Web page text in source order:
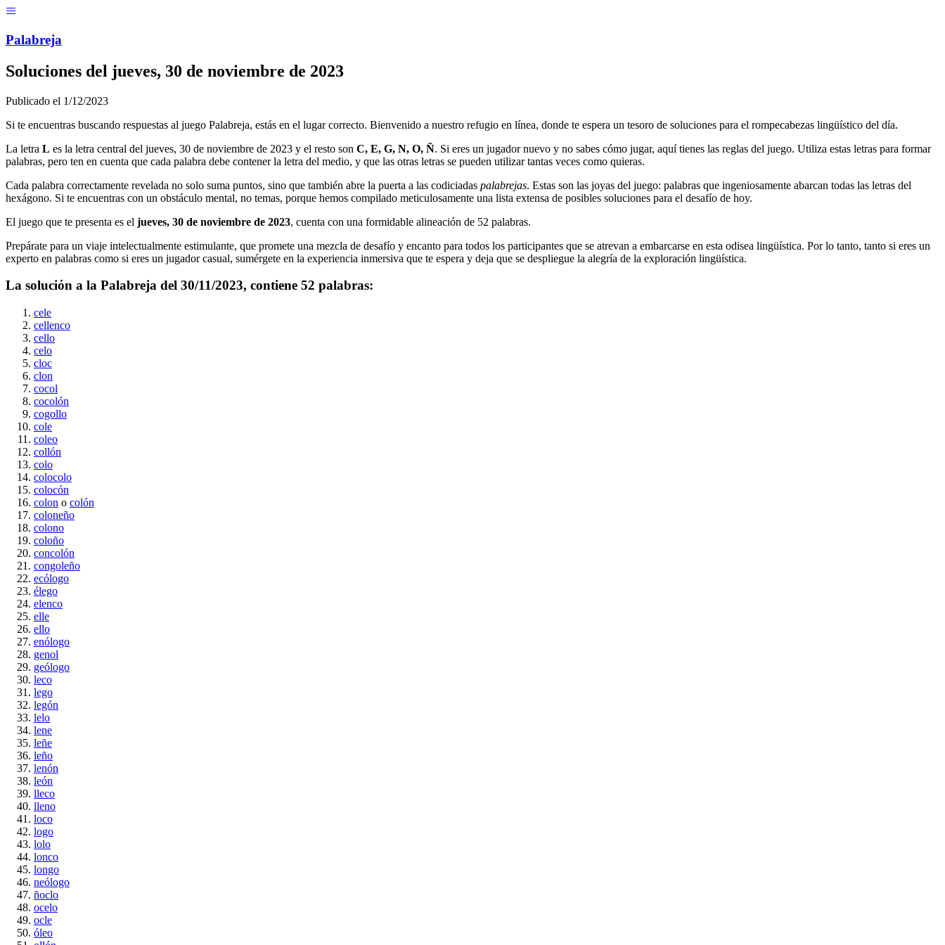
Palabreja
Soluciones del jueves, 30 de noviembre de 2023
Publicado el 1/12/2023
Si te encuentras buscando respuestas al juego Palabreja, estás en el lugar correcto. Bienvenido a nuestro refugio en línea, donde te espera un tesoro de soluciones para el rompecabezas lingüístico del día.
La letra L es la letra central del jueves, 30 de noviembre de 2023 y el resto son C, E, G, N, O, Ñ. Si eres un jugador nuevo y no sabes cómo jugar, aquí tienes las reglas del juego. Utiliza estas letras para formar
palabras, pero ten en cuenta que cada palabra debe contener la letra del medio, y que las otras letras se pueden utilizar tantas veces como quieras.
Cada palabra correctamente revelada no solo suma puntos, sino que también abre la puerta a las codiciadas palabrejas. Estas son las joyas del juego: palabras que ingeniosamente abarcan todas las letras del
hexágono. Si te encuentras con un obstáculo mental, no temas, porque hemos compilado meticulosamente una lista extensa de posibles soluciones para el desafío de hoy.
El juego que te presenta es el jueves, 30 de noviembre de 2023, cuenta con una formidable alineación de 52 palabras.
Prepárate para un viaje intelectualmente estimulante, que promete una mezcla de desafío y encanto para todos los participantes que se atrevan a embarcarse en esta odisea lingüística. Por lo tanto, tanto si eres un
experto en palabras como si eres un jugador casual, sumérgete en la experiencia inmersiva que te espera y deja que se despliegue la alegría de la exploración lingüística.
La solución a la Palabreja del 30/11/2023, contiene 52 palabras:
cele
cellenco
cello
celo
cloc
clon
cocol
cocolón
cogollo
cole
coleo
collón
colo
colocolo
colocón
colon o colón
coloneño
colono
coloño
concolón
congoleño
ecólogo
élego
elenco
elle
ello
enólogo
genol
geólogo
leco
lego
legón
lelo
lene
leñe
leño
lenón
león
lleco
lleno
loco
logo
lolo
lonco
longo
neólogo
ñoclo
ocelo
ocle
óleo